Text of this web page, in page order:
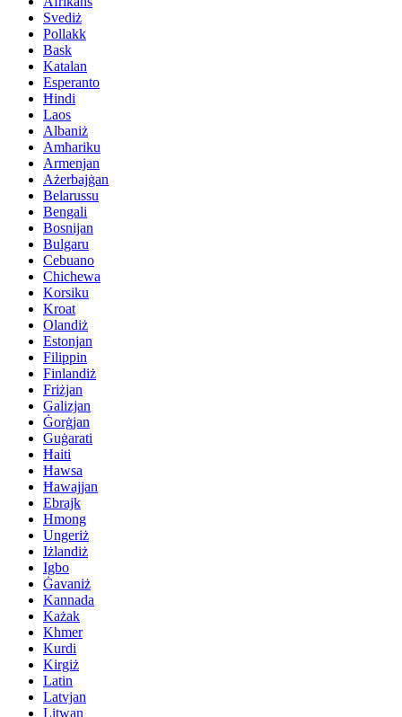
Svediż
Pollakk
Bask
Katalan
Esperanto
Ħindi
Laos
Albaniż
Amħariku
Armenjan
Ażerbajġan
Belarussu
Bengali
Bosnijan
Bulgaru
Cebuano
Chichewa
Korsiku
Kroat
Olandiż
Estonjan
Filippin
Finlandiż
Friżjan
Galizjan
Ġorġjan
Guġarati
Ħaiti
Ħawsa
Ħawajjan
Ebrajk
Hmong
Ungeriż
Iżlandiż
Igbo
Ġavaniż
Kannada
Każak
Khmer
Kurdi
Kirgiż
Latin
Latvjan
Litwan